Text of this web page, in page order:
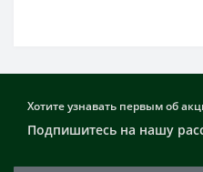
Хотите узнавать первым об
Подпишитесь на нашу